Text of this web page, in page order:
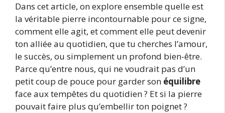
Dans cet article, on explore ensemble quelle est
la véritable pierre incontournable pour ce signe,
comment elle agit, et comment elle peut devenir
ton alliée au quotidien, que tu cherches l’amour,
le succès, ou simplement un profond bien-être.
Parce qu’entre nous, qui ne voudrait pas d’un
petit coup de pouce pour garder son équilibre
face aux tempêtes du quotidien ? Et si la pierre
pouvait faire plus qu’embellir ton poignet ?